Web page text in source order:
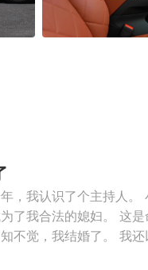
，我认识了个主持人
了我合法的媳妇。 这
不觉，我结婚了。 我